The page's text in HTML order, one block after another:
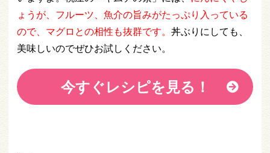
ょうが、フルーツ、魚介の旨みがたっぷり入っている
ので、マグロとの相性も抜群です。 丼ぶりにしても、
美味しいのでぜひお試しください。
今すぐレシピを見る！